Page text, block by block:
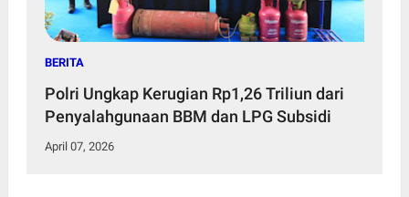
BERITA
Polri Ungkap Kerugian Rp1,26 Triliun dari
Penyalahgunaan BBM dan LPG Subsidi
April 07, 2026